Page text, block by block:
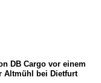
DB Cargo vor einem
Altmühl bei Dietfurt